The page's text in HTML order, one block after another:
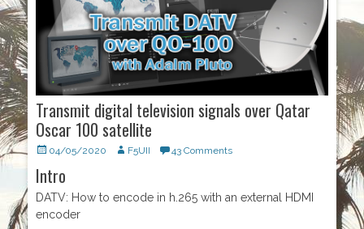
Transmit digital television signals over Qatar
Oscar 100 satellite
Posted
04/05/2020 Author
F5UII 43 Comments
Intro
DATV: How to encode in h.265 with an external HDMI
encoder